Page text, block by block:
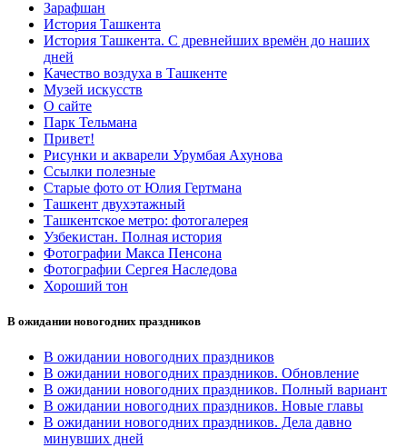
Зарафшан
История Ташкента
История Ташкента. С древнейших времён до наших
дней
Качество воздуха в Ташкенте
Музей искусств
О сайте
Парк Тельмана
Привет!
Рисунки и акварели Урумбая Ахунова
Ссылки полезные
Старые фото от Юлия Гертмана
Ташкент двухэтажный
Ташкентское метро: фотогалерея
Узбекистан. Полная история
Фотографии Макса Пенсона
Фотографии Сергея Наследова
Хороший тон
В ожидании новогодних праздников
В ожидании новогодних праздников
В ожидании новогодних праздников. Обновление
В ожидании новогодних праздников. Полный вариант
В ожидании новогодних праздников. Новые главы
В ожидании новогодних праздников. Дела давно
минувших дней